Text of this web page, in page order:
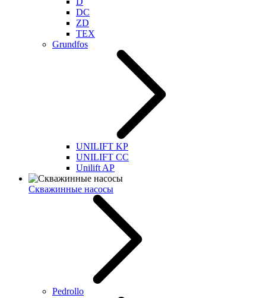
DC
ZD
TEX
Grundfos
UNILIFT KP
UNILIFT CC
Unilift AP
Скважинные насосы
Pedrollo